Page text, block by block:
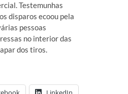
Testemunhas
disparos ecoou pela
pessoas
no interior das
dos tiros.